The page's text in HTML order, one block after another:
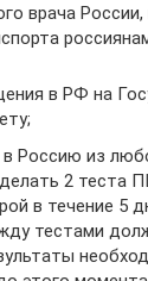
врача
в РФ на
в Россию из
2 теста
в течение 5
тестами